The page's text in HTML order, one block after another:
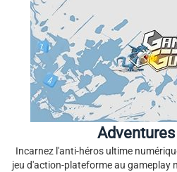
Incarnez l'anti-héros ultime
jeu d'action-plateforme au gameplay